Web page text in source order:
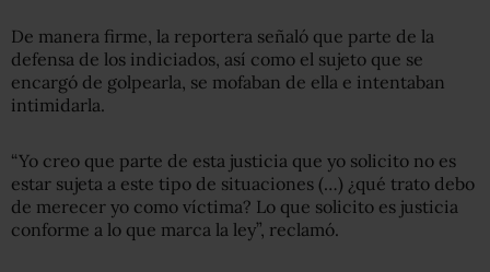
De manera firme, la reportera señaló que parte de la
defensa de los indiciados, así como el sujeto que se
encargó de golpearla, se mofaban de ella e intentaban
intimidarla.
“Yo creo que parte de esta justicia que yo solicito no es
estar sujeta a este tipo de situaciones (…) ¿qué trato debo
de merecer yo como víctima? Lo que solicito es justicia
conforme a lo que marca la ley”, reclamó.